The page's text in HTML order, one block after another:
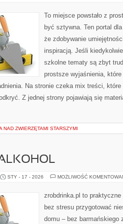
To miejsce powstało z
być sztywna. Ten portal
że zdobywanie
inspiracją. Jeśli
szkolne tematy są zbyt
prostsze wyjaśnienia, które
Na stronie czeka mix treści,
Z jednej strony pojawiają się
NAD ZWIERZĘTAMI STARSZYMI
STY - 17 - 2026 MOŻLIWOŚĆ
zrobdrinka.pl to
bez stresu przygotować
domu – bez